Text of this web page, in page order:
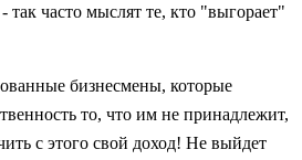
так часто мыслят те, кто "выгорает"
бизнесмены, которые
то, что им не принадлежит,
с этого свой доход! Не выйдет